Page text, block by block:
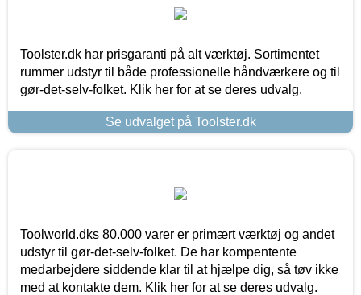
Toolster.dk har prisgaranti på alt værktøj. Sortimentet
rummer udstyr til både professionelle håndværkere og til
gør-det-selv-folket. Klik her for at se deres udvalg.
Se udvalget på Toolster.dk
Toolworld.dks 80.000 varer er primært værktøj og andet
udstyr til gør-det-selv-folket. De har kompentente
medarbejdere siddende klar til at hjælpe dig, så tøv ikke
med at kontakte dem. Klik her for at se deres udvalg.